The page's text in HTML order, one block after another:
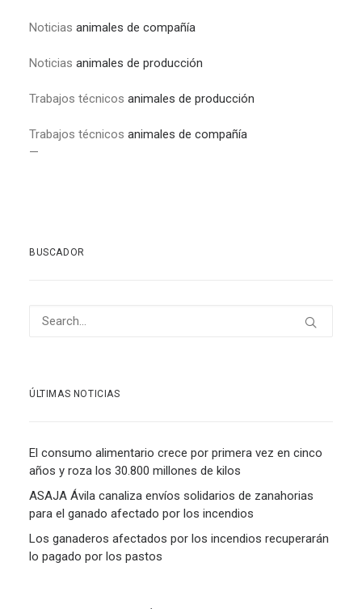
Noticias animales de compañía
Noticias animales de producción
Trabajos técnicos animales de producción
Trabajos técnicos animales de compañía
—
BUSCADOR
ÚLTIMAS NOTICIAS
El consumo alimentario crece por primera vez en cinco
años y roza los 30.800 millones de kilos
ASAJA Ávila canaliza envíos solidarios de zanahorias
para el ganado afectado por los incendios
Los ganaderos afectados por los incendios recuperarán
lo pagado por los pastos